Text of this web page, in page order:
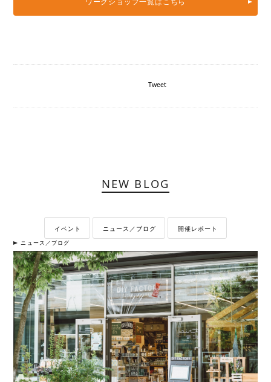
Tweet
NEW BLOG
イベント ニュース／ブログ 開催レポート
ニュース／ブログ